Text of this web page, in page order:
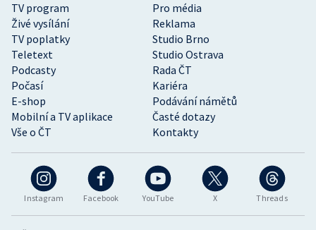
Instagram Facebook YouTube X Threads
TV program
Pro média
Živé vysílání
Reklama
TV poplatky
Studio Brno
Teletext
Studio Ostrava
Podcasty
Rada ČT
Počasí
Kariéra
E-shop
Podávání námětů
Mobilní a TV aplikace
Časté dotazy
Vše o ČT
Kontakty